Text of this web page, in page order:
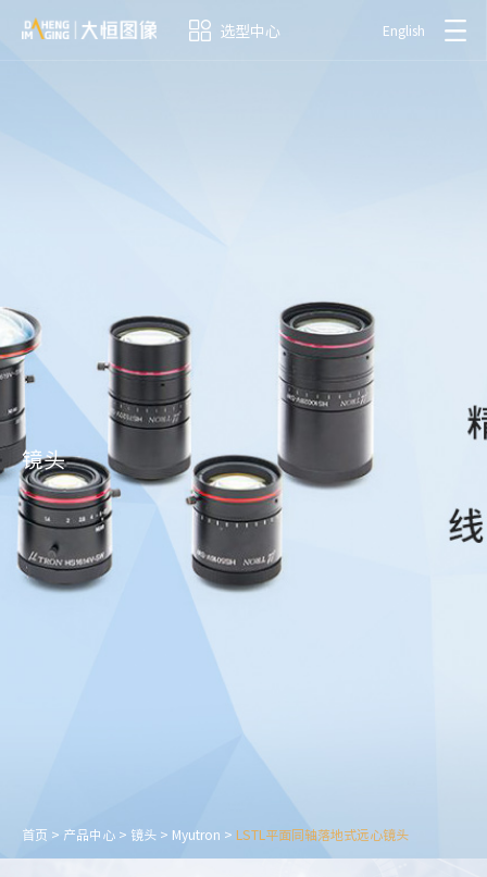
选型中心 English
镜头
首页 > 产品中心 > 镜头 > Myutron > LSTL平面同轴落地式远心镜头